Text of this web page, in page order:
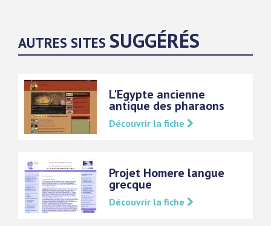
AUTRES SITES SUGGÉRÉS
L'Egypte ancienne
antique des pharaons
Découvrir la fiche
Projet Homere langue
grecque
Découvrir la fiche